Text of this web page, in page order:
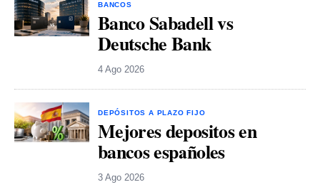
BANCOS
Banco Sabadell vs
Deutsche Bank
4 Ago 2026
DEPÓSITOS A PLAZO FIJO
Mejores depositos en
bancos españoles
3 Ago 2026